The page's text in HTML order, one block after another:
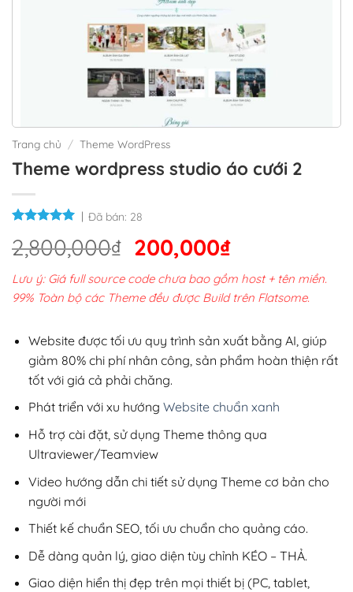
Trang chủ / Theme WordPress
Theme wordpress studio áo cưới 2
Đã bán: 28
2,800,000₫ Giá
gốc
là:
2,800,000₫.
200,000₫Giá
hiện
tại
200,000₫.
Lưu ý: Giá full source code chưa bao gồm host + tên miền.
99% Toàn bộ các Theme đều được Build trên Flatsome.
Website được tối ưu quy trình sản xuất bằng AI, giúp
giảm 80% chi phí nhân công, sản phẩm hoàn thiện rất
tốt với giá cả phải chăng.
Phát triển với xu hướng Website chuẩn xanh
Hỗ trợ cài đặt, sử dụng Theme thông qua
Ultraviewer/Teamview
Video hướng dẫn chi tiết sử dụng Theme cơ bản cho
người mới
Thiết kế chuẩn SEO, tối ưu chuẩn cho quảng cáo.
Dễ dàng quản lý, giao diện tùy chỉnh KÉO – THẢ.
Giao diện hiển thị đẹp trên mọi thiết bị (PC, tablet,